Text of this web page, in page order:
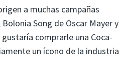
a muchas campañas
Song de Oscar Mayer y
comprarle una Coca-
un ícono de la industria